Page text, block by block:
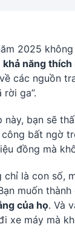
2025
khả năng
các nguồn
rời ga”.
này, bạn sẽ
bất ngờ
đồng mà
chỉ là con số,
muốn
của họ. Và
xe máy mà